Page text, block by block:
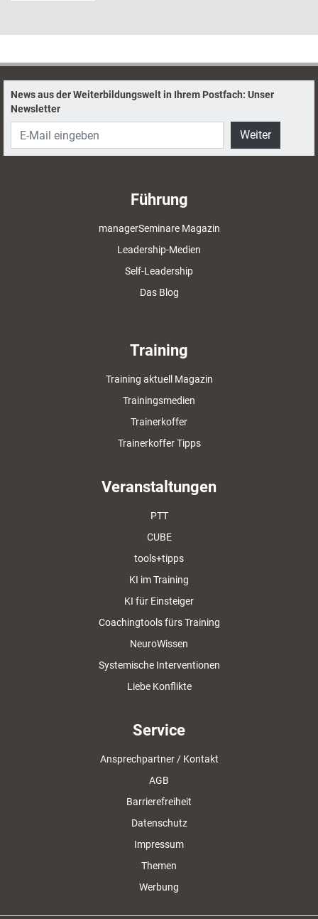
News aus der Weiterbildungswelt in Ihrem Postfach: Unser
Newsletter
Weiter
Führung
managerSeminare Magazin
Leadership-Medien
Self-Leadership
Das Blog
Training
Training aktuell Magazin
Trainingsmedien
Trainerkoffer
Trainerkoffer Tipps
Veranstaltungen
PTT
CUBE
tools+tipps
KI im Training
KI für Einsteiger
Coachingtools fürs Training
NeuroWissen
Systemische Interventionen
Liebe Konflikte
Service
Ansprechpartner / Kontakt
AGB
Barrierefreiheit
Datenschutz
Impressum
Themen
Werbung